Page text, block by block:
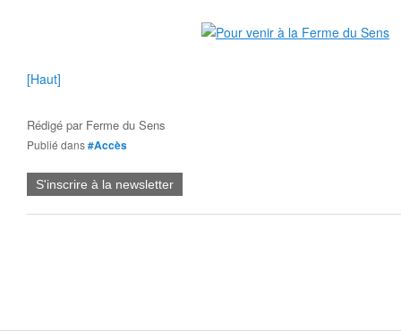
[Haut]
Rédigé par Ferme du Sens
Publié dans#Accès
S'inscrire à la newsletter